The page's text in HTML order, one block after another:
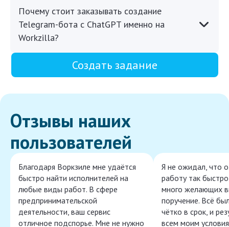
Почему стоит заказывать создание
Telegram-бота с ChatGPT именно на
Workzilla?
Создать задание
Отзывы наших
пользователей
Благодаря Воркзиле мне удаётся
быстро найти исполнителей на
любые виды работ. В сфере
предпринимательской
деятельности, ваш сервис
отличное подспорье. Мне не нужно
Я не ожидал, что
работу так
много желающих
поручение. Всё
чётко в срок, и
всем моим